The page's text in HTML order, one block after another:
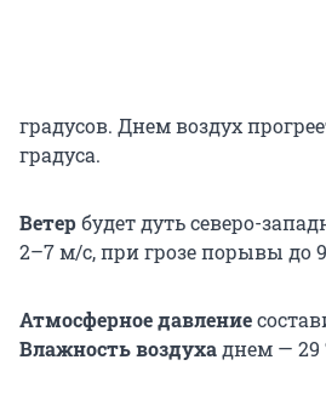
градусов. Днем воздух
градуса.
Ветербудет дуть северо-
2–7 м/с, при грозе порывы до
Атмосферное давление
Влажность воздухаднем — 29